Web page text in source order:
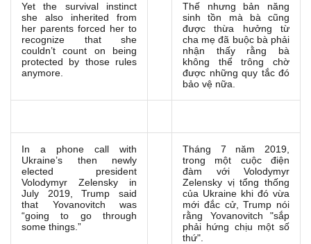
Yet the survival instinct
she also inherited from
her parents forced her to
recognize that she
couldn’t count on being
protected by those rules
anymore.
Thế nhưng bản năng
sinh tồn mà bà cũng
được thừa hưởng từ
cha mẹ đã buộc bà phải
nhận thấy rằng bà
không thể trông chờ
được những quy tắc đó
bảo vệ nữa.
In a phone call with
Ukraine’s then newly
elected president
Volodymyr Zelensky in
July 2019, Trump said
that Yovanovitch was
“going to go through
some things.”
Tháng 7 năm 2019,
trong một cuộc điện
đàm với Volodymyr
Zelensky vị tổng thống
của Ukraine khi đó vừa
mới đắc cử, Trump nói
rằng Yovanovitch "sắp
phải hứng chịu một số
thứ".